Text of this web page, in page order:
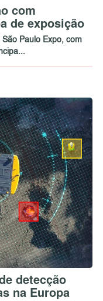
com
de exposição
Paulo Expo, com
detecção
na Europa